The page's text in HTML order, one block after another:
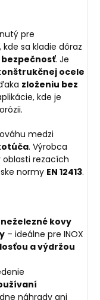
pre
sa kladie dôraz
. Je
ocele
zloženiu bez
kde je
medzi
. Výrobca
oblasti rezacích
normy EN 12413.
kovy
– ideálne pre INOX
a výdržou
náhrady ani